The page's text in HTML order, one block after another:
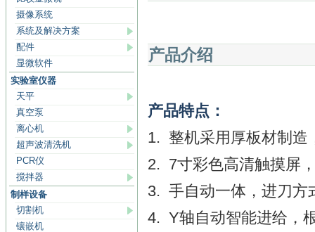
摄像系统
系统及解决方案
配件
显微软件
实验室仪器
天平
真空泵
离心机
超声波清洗机
PCR仪
搅拌器
制样设备
切割机
镶嵌机
产品介绍
产品特点：
1. 整机采用厚板材制造
2. 7寸彩色高清触摸屏
3. 手自动一体，进刀方
4. Y轴自动智能进给，